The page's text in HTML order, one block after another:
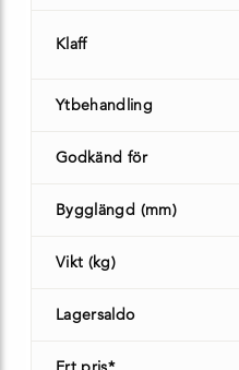
Klaff
Ytbehandling
Godkänd för
Bygglängd (mm)
Vikt (kg)
Lagersaldo